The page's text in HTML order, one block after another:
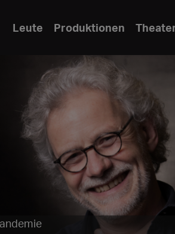
Leute Produktionen